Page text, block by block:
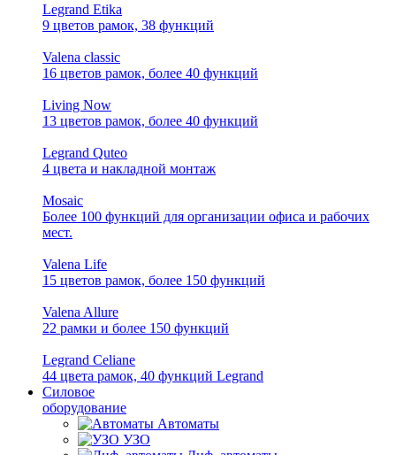
Legrand Etika
9 цветов рамок, 38 функций
Valena classic
16 цветов рамок, более 40 функций
Living Now
13 цветов рамок, более 40 функций
Legrand Quteo
4 цвета и накладной монтаж
Mosaic
Более 100 функций для организации офиса и рабочих
мест.
Valena Life
15 цветов рамок, более 150 функций
Valena Allure
22 рамки и более 150 функций
Legrand Celiane
44 цвета рамок, 40 функций Legrand
Силовое
оборудование
Автоматы
УЗО